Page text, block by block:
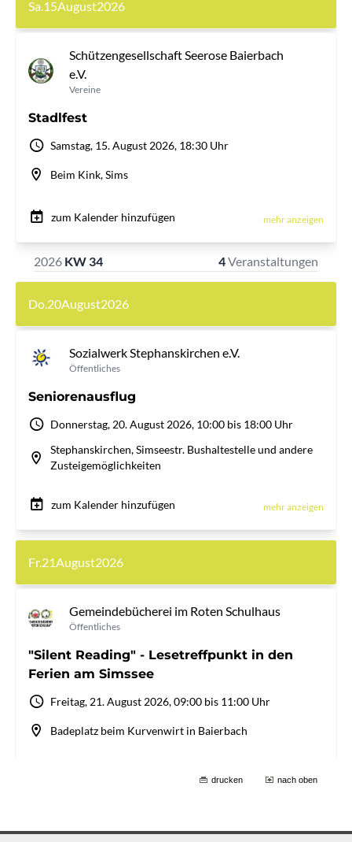
drucken nach oben